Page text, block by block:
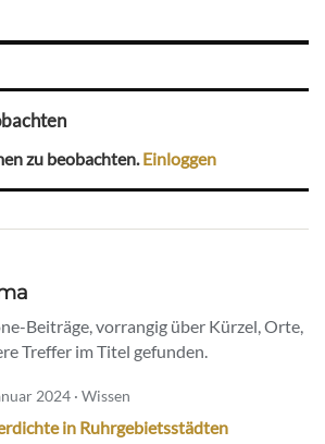
zu beobachten.Einloggen
Beiträge, vorrangig über Kürzel, Orte,
Treffer im Titel gefunden.
2024 · Wissen
in Ruhrgebietsstädten